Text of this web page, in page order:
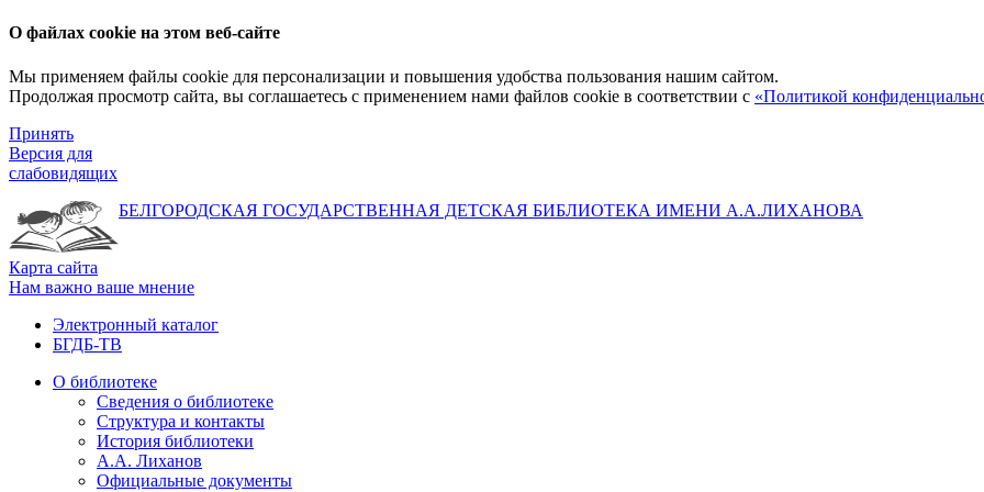
О файлах cookie на этом веб-сайте
Мы применяем файлы cookie для персонализации и повышения удобства пользования нашим сайтом.
Продолжая просмотр сайта, вы соглашаетесь с применением нами файлов cookie в соответствии с «Политикой
Принять
Версия для
слабовидящих
БЕЛГОРОДСКАЯ ГОСУДАРСТВЕННАЯ ДЕТСКАЯ БИБЛИОТЕКА ИМЕНИ А.А.ЛИХАНОВА
Карта сайта
Нам важно ваше мнение
Электронный каталог
БГДБ-ТВ
О библиотеке
Сведения о библиотеке
Структура и контакты
История библиотеки
А.А. Лиханов
Официальные документы